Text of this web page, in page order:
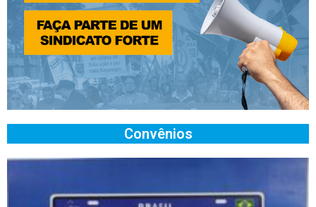
Convênios